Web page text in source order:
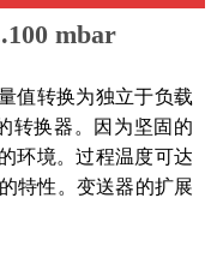
mbar
值转换为独立于负载
转换器。因为坚固的
环境。过程温度可达
特性。变送器的扩展